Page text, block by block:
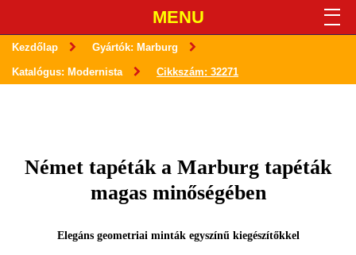
MENU
Kezdőlap Gyártók: Marburg
Katalógus: Modernista Cikkszám: 32271
Német tapéták a Marburg tapéták
magas minőségében
Elegáns geometriai minták egyszínű kiegészítőkkel